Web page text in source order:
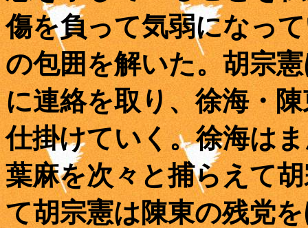
傷を負って気弱になっ
の包囲を解いた。胡宗
に連絡を取り、徐海・
仕掛けていく。徐海は
葉麻を次々と捕らえて
て胡宗憲は陳東の残党